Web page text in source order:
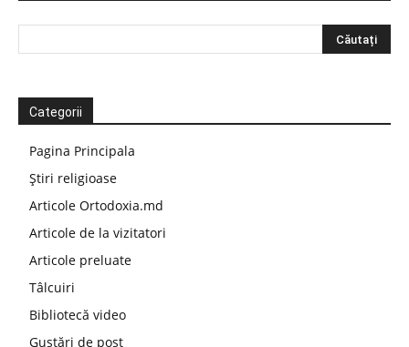
Categorii
Pagina Principala
Știri religioase
Articole Ortodoxia.md
Articole de la vizitatori
Articole preluate
Tâlcuiri
Bibliotecă video
Gustări de post